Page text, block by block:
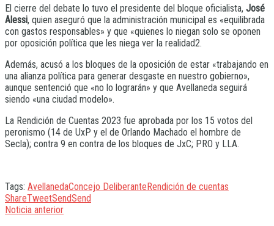
El cierre del debate lo tuvo el presidente del bloque oficialista, José
Alessi, quien aseguró que la administración municipal es «equilibrada
con gastos responsables» y que «quienes lo niegan solo se oponen
por oposición política que les niega ver la realidad2.
Además, acusó a los bloques de la oposición de estar «trabajando en
una alianza política para generar desgaste en nuestro gobierno»,
aunque sentenció que «no lo lograrán» y que Avellaneda seguirá
siendo «una ciudad modelo».
La Rendición de Cuentas 2023 fue aprobada por los 15 votos del
peronismo (14 de UxP y el de Orlando Machado el hombre de
Secla); contra 9 en contra de los bloques de JxC; PRO y LLA.
Tags: AvellanedaConcejo DeliberanteRendición de cuentas
ShareTweetSendSend
Noticia anterior